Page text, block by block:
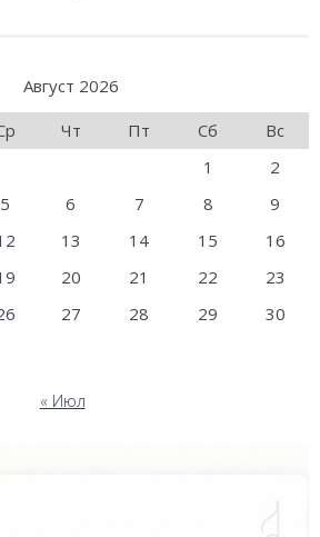
Август 2026
Чт Пт Сб
Вс
1
2
5 6 7 8
9
13 14 15
16
20 21 22
23
27 28 29
30
« Июл